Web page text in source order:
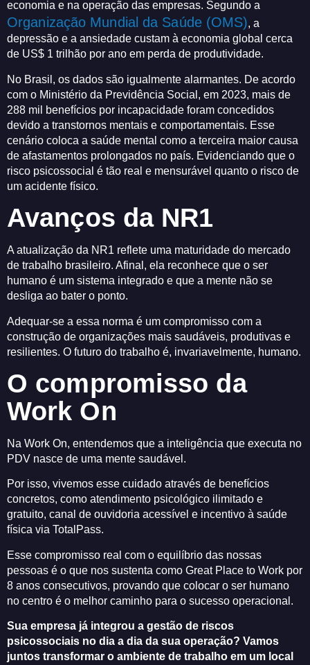
economia e na operação das empresas. Segundo a
Organização Mundial da Saúde (OMS), a
depressão e a ansiedade custam à economia global cerca
de US$ 1 trilhão por ano em perda de produtividade.
No Brasil, os dados são igualmente alarmantes. De acordo
com o Ministério da Previdência Social, em 2023, mais de
288 mil benefícios por incapacidade foram concedidos
devido a transtornos mentais e comportamentais. Esse
cenário coloca a saúde mental como a terceira maior causa
de afastamentos prolongados no país. Evidenciando que o
risco psicossocial é tão real e mensurável quanto o risco de
um acidente físico.
Avanços da NR1
A atualização da NR1 reflete uma maturidade do mercado
de trabalho brasileiro. Afinal, ela reconhece que o ser
humano é um sistema integrado e que a mente não se
desliga ao bater o ponto.
Adequar-se a essa norma é um compromisso com a
construção de organizações mais saudáveis, produtivas e
resilientes. O futuro do trabalho é, invariavelmente, humano.
O compromisso da
Work On
Na Work On, entendemos que a inteligência que executa no
PDV nasce de uma mente saudável.
Por isso, vivemos esse cuidado através de benefícios
concretos, como atendimento psicológico ilimitado e
gratuito, canal de ouvidoria acessível e incentivo à saúde
física via TotalPass.
Esse compromisso real com o equilíbrio das nossas
pessoas é o que nos sustenta como Great Place to Work por
8 anos consecutivos, provando que colocar o ser humano
no centro é o melhor caminho para o sucesso operacional.
Sua empresa já integrou a gestão de riscos
psicossociais no dia a dia da sua operação? Vamos
juntos transformar o ambiente de trabalho em um local